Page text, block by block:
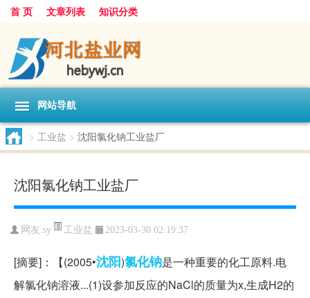
首 页 文章列表 知识分类
网站导航
> 工业盐 > 沈阳氯化钠工业盐厂
沈阳氯化钠工业盐厂
网友:sy 工业盐 2023-03-30 02:19:37
[摘要]：【(2005•沈阳)氯化钠是一种重要的化工原料.电
解氯化钠溶液...(1)设参加反应的NaCl的质量为x,生成H2的